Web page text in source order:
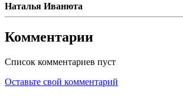
Наталья Иванюта
Комментарии
Список комментариев пуст
Оставьте свой комментарий